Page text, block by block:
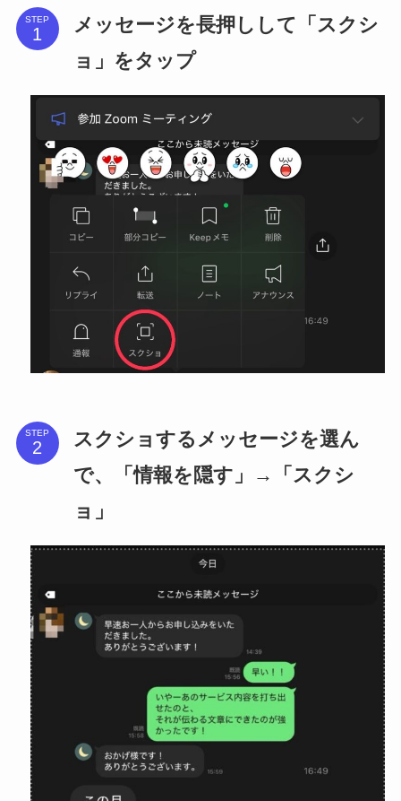
STEP
メッセージを長押しして「スクシ
ョ」をタップ
STEP
スクショするメッセージを選ん
で、「情報を隠す」→「スクシ
ョ」